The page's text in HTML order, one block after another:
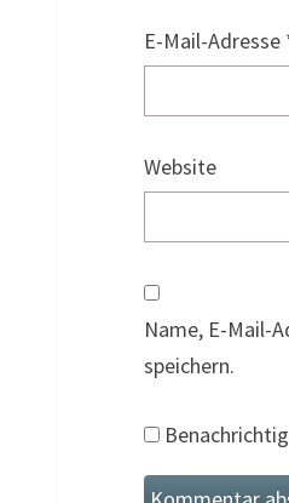
E-Mail-Adresse
Website
Name, E-Mail-
speichern.